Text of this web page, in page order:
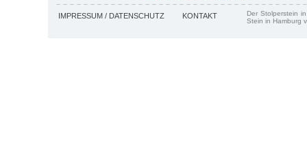
IMPRESSUM / DATENSCHUTZ KONTAKT
Der Stolperstein
Stein in Hamburg